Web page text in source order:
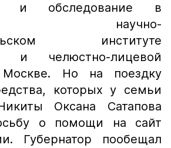
и обследование в
научно-
институте
и челюстно-лицевой
Но на поездку
которых у семьи
Оксана Сатапова
о помощи на сайт
Губернатор пообещал